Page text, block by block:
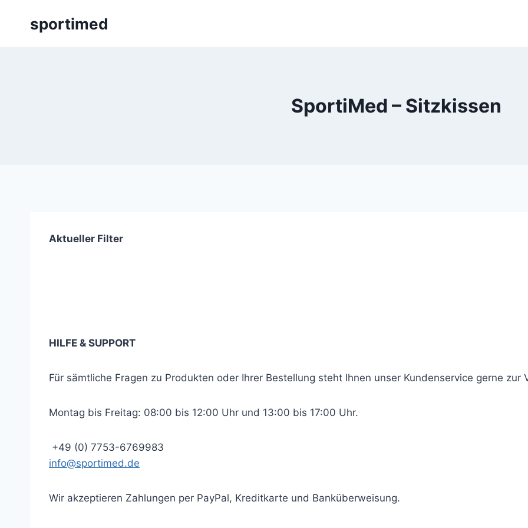
sportimed
SportiMed – Sitzkissen
Aktueller Filter
HILFE & SUPPORT
Für sämtliche Fragen zu Produkten oder Ihrer Bestellung steht Ihnen unser Kundenservice gerne zur
Montag bis Freitag: 08:00 bis 12:00 Uhr und 13:00 bis 17:00 Uhr.
+49 (0) 7753-6769983
info@sportimed.de
Wir akzeptieren Zahlungen per PayPal, Kreditkarte und Banküberweisung.